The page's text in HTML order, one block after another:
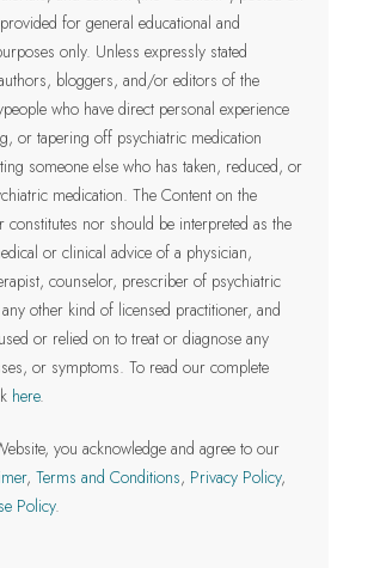
for general educational and
only. Unless expressly stated
bloggers, and/or editors of the
who have direct personal experience
or tapering off psychiatric medication
someone else who has taken, reduced, or
medication. The Content on the
constitutes nor should be interpreted as the
or clinical advice of a physician,
counselor, prescriber of psychiatric
other kind of licensed practitioner, and
or relied on to treat or diagnose any
or symptoms. To read our complete
here.
you acknowledge and agree to our
,Terms and Conditions, Privacy Policy,
Policy.